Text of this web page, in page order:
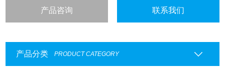
产品咨询 联系我们
产品分类 PRODUCT CATEGORY